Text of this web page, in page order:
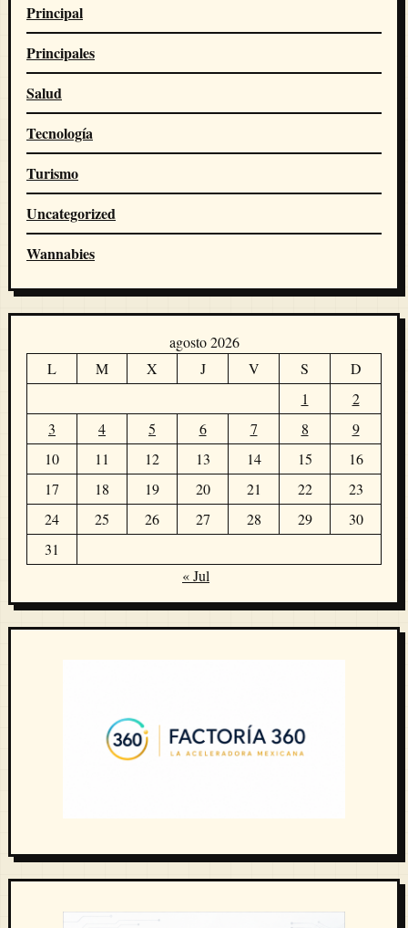
Principal
Principales
Salud
Tecnología
Turismo
Uncategorized
Wannabies
agosto 2026
L
M X J V S
D
1
2
3
4 5 6 7 8
9
10
11 12 13 14 15
16
17
18 19 20 21 22
23
24
25 26 27 28 29
30
31
« Jul